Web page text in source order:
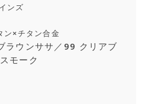
ンズ
ン×チタン合金
ラウンササ／99 クリアブ
モーク